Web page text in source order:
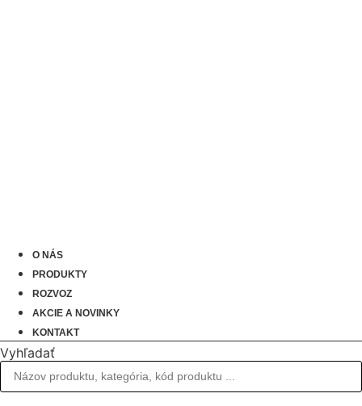
O NÁS
PRODUKTY
ROZVOZ
AKCIE A NOVINKY
KONTAKT
Vyhľadať